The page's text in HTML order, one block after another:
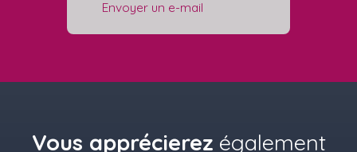
Envoyer un e-mail
Vous apprécierez également